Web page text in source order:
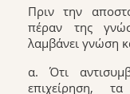
Πριν την
πέραν της
λαμβάνει γνώση
α. Ότι
επιχείρηση,